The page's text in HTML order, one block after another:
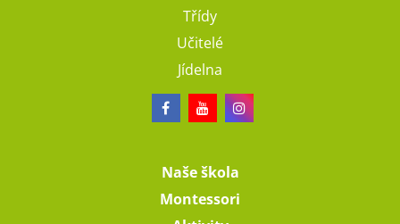
Třídy
Učitelé
Jídelna
Naše škola
Montessori